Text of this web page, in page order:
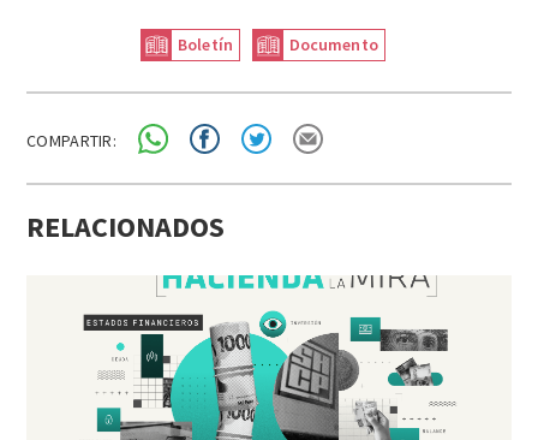
Boletín Documento
COMPARTIR:
RELACIONADOS